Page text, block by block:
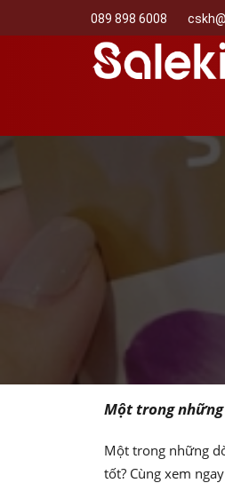
089 898 6008
Một trong
Một trong những
tốt? Cùng xem